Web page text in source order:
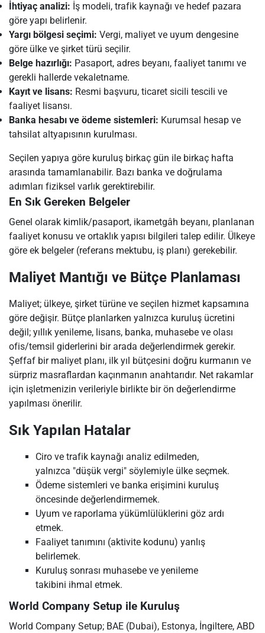
İhtiyaç analizi: İş modeli, trafik kaynağı ve hedef pazara
göre yapı belirlenir.
Yargı bölgesi seçimi: Vergi, maliyet ve uyum dengesine
göre ülke ve şirket türü seçilir.
Belge hazırlığı: Pasaport, adres beyanı, faaliyet tanımı ve
gerekli hallerde vekaletname.
Kayıt ve lisans: Resmi başvuru, ticaret sicili tescili ve
faaliyet lisansı.
Banka hesabı ve ödeme sistemleri: Kurumsal hesap ve
tahsilat altyapısının kurulması.
Seçilen yapıya göre kuruluş birkaç gün ile birkaç hafta
arasında tamamlanabilir. Bazı banka ve doğrulama
adımları fiziksel varlık gerektirebilir.
En Sık Gereken Belgeler
Genel olarak kimlik/pasaport, ikametgâh beyanı, planlanan
faaliyet konusu ve ortaklık yapısı bilgileri talep edilir. Ülkeye
göre ek belgeler (referans mektubu, iş planı) gerekebilir.
Maliyet Mantığı ve Bütçe Planlaması
Maliyet; ülkeye, şirket türüne ve seçilen hizmet kapsamına
göre değişir. Bütçe planlarken yalnızca kuruluş ücretini
değil; yıllık yenileme, lisans, banka, muhasebe ve olası
ofis/temsil giderlerini bir arada değerlendirmek gerekir.
Şeffaf bir maliyet planı, ilk yıl bütçesini doğru kurmanın ve
sürpriz masraflardan kaçınmanın anahtarıdır. Net rakamlar
için işletmenizin verileriyle birlikte bir ön değerlendirme
yapılması önerilir.
Sık Yapılan Hatalar
Ciro ve trafik kaynağı analiz edilmeden,
yalnızca "düşük vergi" söylemiyle ülke seçmek.
Ödeme sistemleri ve banka erişimini kuruluş
öncesinde değerlendirmemek.
Uyum ve raporlama yükümlülüklerini göz ardı
etmek.
Faaliyet tanımını (aktivite kodunu) yanlış
belirlemek.
Kuruluş sonrası muhasebe ve yenileme
takibini ihmal etmek.
World Company Setup ile Kuruluş
World Company Setup; BAE (Dubai), Estonya, İngiltere, ABD